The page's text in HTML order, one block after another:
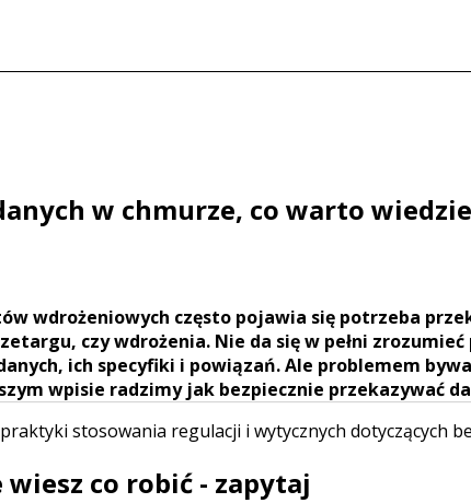
w chmurze, co warto
wdrożeniowych często pojawia się potrzeba
czy wdrożenia. Nie da się w pełni
ich specyfiki i powiązań. Ale problemem
wpisie radzimy jak bezpiecznie przekazywać
stosowania regulacji i wytycznych dotyczących
wiesz co robić - zapytaj